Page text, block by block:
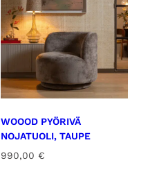
WOOOD PYÖRIVÄ
NOJATUOLI, TAUPE
990,00 €